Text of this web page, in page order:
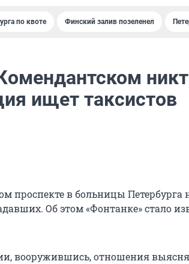
по квоте Финский залив позеленел
ищет таксистов
проспекте в больницы Петербурга
Об этом «Фонтанке» стало
вооружившись, отношения